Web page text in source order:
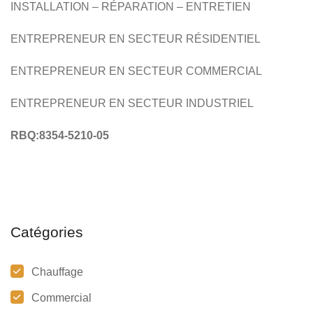
INSTALLATION – RÉPARATION – ENTRETIEN
ENTREPRENEUR EN SECTEUR RÉSIDENTIEL
ENTREPRENEUR EN SECTEUR COMMERCIAL
ENTREPRENEUR EN SECTEUR INDUSTRIEL
RBQ:8354-5210-05
Catégories
Chauffage
Commercial